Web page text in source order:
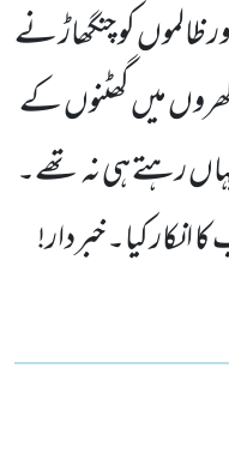
ظالموں کو چنگھاڑ نے
میں گھٹنوں کے
رہتے ہی نہ تھے۔
کیا۔ خبردار!